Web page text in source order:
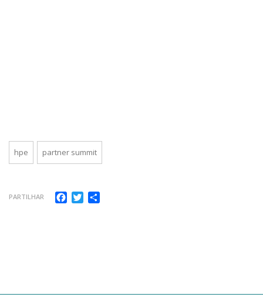
hpe partner summit
PARTILHAR Facebook
Twitter